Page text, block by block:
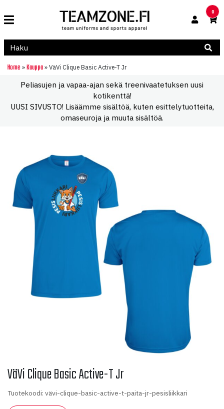
0
Home » Kauppa » VäVi Clique Basic Active-T Jr
Peliasujen ja vapaa-ajan sekä treenivaatetuksen uusi
kotikenttä!
UUSI SIVUSTO! Lisäämme sisältöä, kuten esittelytuotteita,
omaseuroja ja muuta sisältöä.
VäVi Clique Basic Active-T Jr
Tuotekoodi: vävi-clique-basic-active-t-paita-jr-pesisliikkari